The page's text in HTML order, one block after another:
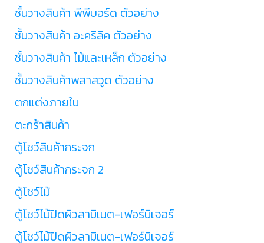
ชั้นวางสินค้า พีพีบอร์ด ตัวอย่าง
ชั้นวางสินค้า อะคริลิค ตัวอย่าง
ชั้นวางสินค้า ไม้และเหล็ก ตัวอย่าง
ชั้นวางสินค้าพลาสวูด ตัวอย่าง
ตกแต่งภายใน
ตะกร้าสินค้า
ตู้โชว์สินค้ากระจก
ตู้โชว์สินค้ากระจก 2
ตู้โชว์ไม้
ตู้โชว์ไม้ปิดผิวลามิเนต-เฟอร์นิเจอร์
ตู้โชว์ไม้ปิดผิวลามิเนต-เฟอร์นิเจอร์